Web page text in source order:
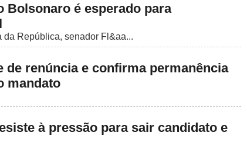
Bolsonaro é esperado para
República, senador Fl&aa...
de renúncia e confirma permanência
mandato
à pressão para sair candidato e